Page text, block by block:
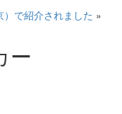
で紹介されました »
ー